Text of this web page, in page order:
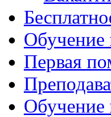
Обучение
Первая
Обучение